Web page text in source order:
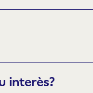
interès?